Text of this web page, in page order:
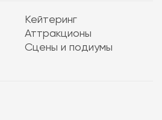
Кейтеринг
Аттракционы
Сцены и подиумы